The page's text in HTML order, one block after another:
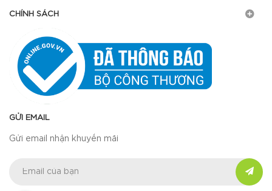
CHÍNH SÁCH
GỬI EMAIL
Gửi email nhận khuyến mãi